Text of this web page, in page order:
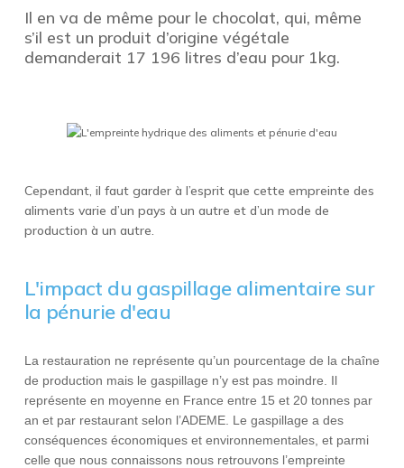
Il en va de même pour le chocolat, qui, même
s’il est un produit d’origine végétale
demanderait 17 196 litres d’eau pour 1kg.
Cependant, il faut garder à l’esprit que cette empreinte des
aliments varie d’un pays à un autre et d’un mode de
production à un autre.
L'impact du gaspillage alimentaire sur
la pénurie d'eau
La restauration ne représente qu’un pourcentage de la chaîne
de production mais le gaspillage n’y est pas moindre. Il
représente en moyenne en France entre 15 et 20 tonnes par
an et par restaurant selon l’ADEME. Le gaspillage a des
conséquences économiques et environnementales, et parmi
celle que nous connaissons nous retrouvons l’empreinte